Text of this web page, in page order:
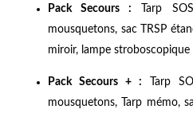
Pack Secours : Tarp
mousquetons, sac TRSP
miroir, lampe stroboscopique
Pack Secours + : Tarp
mousquetons, Tarp mémo,